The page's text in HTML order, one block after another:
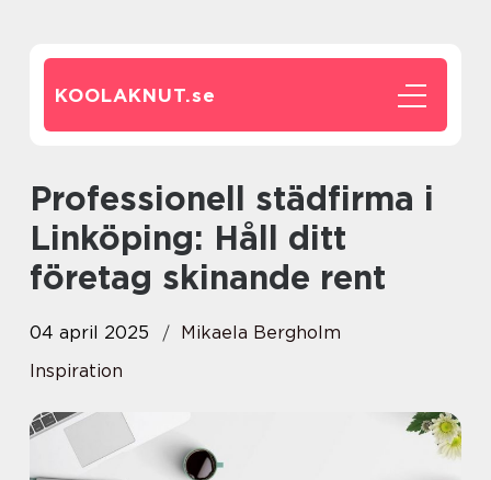
KOOLAKNUT.se
Professionell städfirma i
Linköping: Håll ditt
företag skinande rent
04 april 2025
Mikaela Bergholm
Inspiration